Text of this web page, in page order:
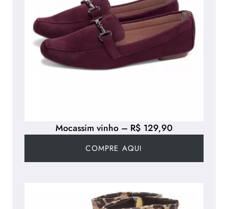
Mocassim vinho – R$ 129,90
COMPRE AQUI